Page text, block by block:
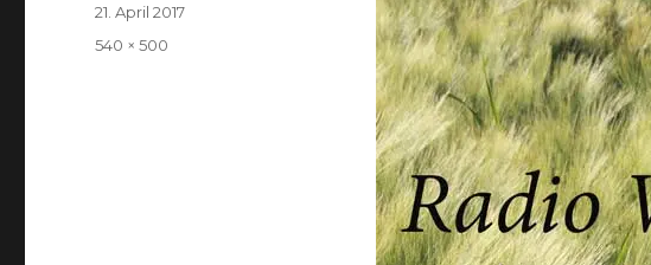
Veröffentlicht
21. April 2017
Volle
540 × 500